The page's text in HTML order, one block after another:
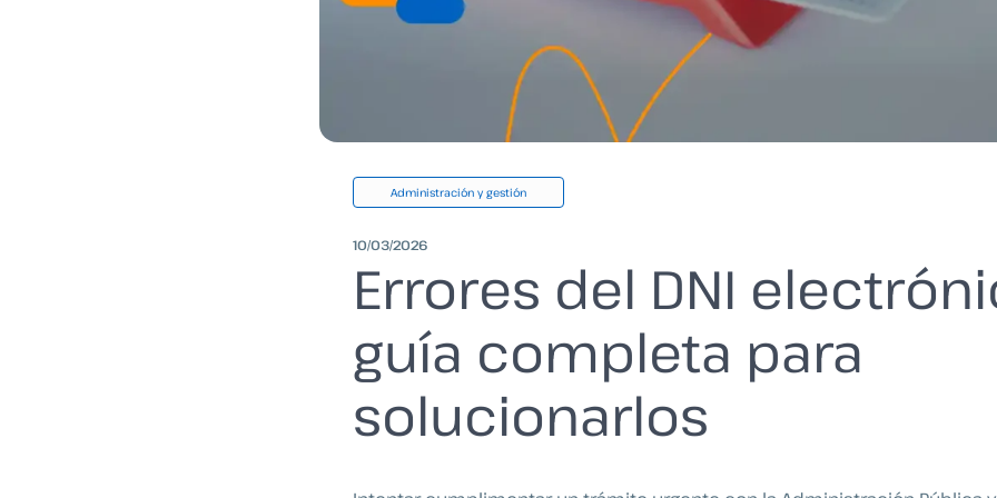
Administración y gestión
10/03/2026
Errores del DNI
guía completa para
solucionarlos